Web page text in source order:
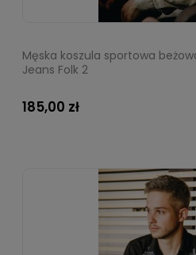
Męska koszula sportowa
Jeans Folk 2
185,00 zł